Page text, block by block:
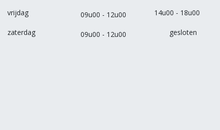
vrijdag
zaterdag
09u00 - 12u00
09u00 - 12u00
14u00 - 18u00
gesloten